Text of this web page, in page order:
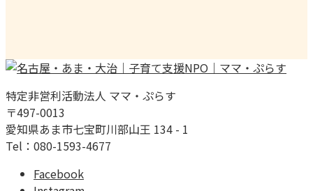
特定非営利活動法人 ママ・ぷらす
〒497-0013
愛知県あま市七宝町川部山王 134 - 1
Tel：080-1593-4677
Facebook